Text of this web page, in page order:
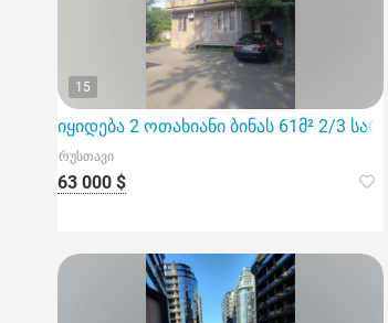
15
იყიდება 2 ოთახიანი ბინას 61მ² 2/3 სართ
რუსთავი
63 000 $